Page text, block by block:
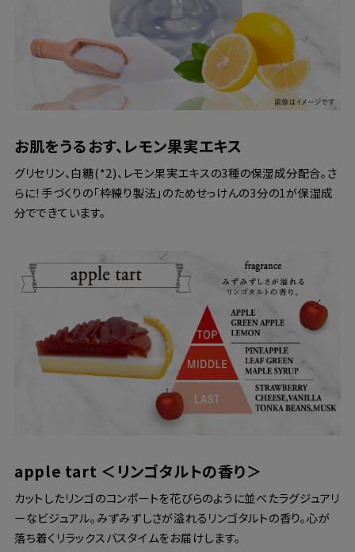
お肌をうるおす、レモン果実エキス
グリセリン、白糖(*2)、レモン果実エキスの3種の保湿成分配合。さ
らに！手づくりの「枠練り製法」のためせっけんの3分の1が保湿成
分でできています。
apple tart ＜リンゴタルトの香り＞
カットしたリンゴのコンポートを花びらのように並べたラグジュアリ
ーなビジュアル。みずみずしさが溢れるリンゴタルトの香り。心が
落ち着くリラックスバスタイムをお届けします。